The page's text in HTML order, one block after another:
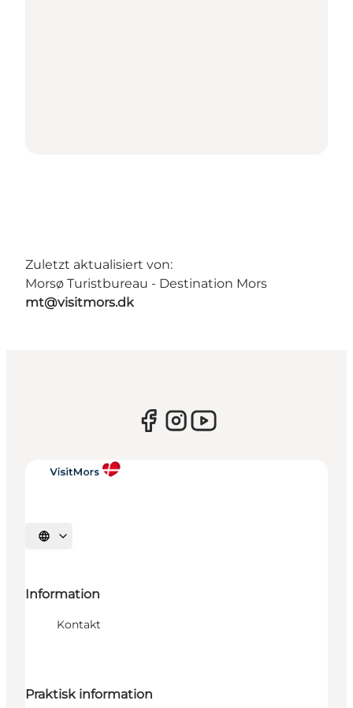
Zuletzt aktualisiert von:
Morsø Turistbureau - Destination Mors
mt@visitmors.dk
Sprache auswählen
Information
Kontakt
Praktisk information